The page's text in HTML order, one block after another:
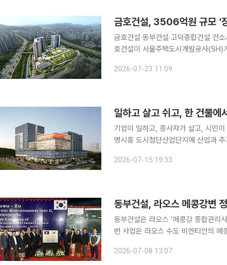
금호건설, 3506억원 규모 ‘
금호건설·동부건설·고덕종합건설 컨
호건설이 서울주택도시개발공사(SH)
사로 참여하며 동부건설, 고덕종합건
2026-07-23 11:09
기업이 일하고, 종사자가 살고, 시민이 쉬는 공간이
명시흥 도시첨단산업단지에 산업과
업센터 건립사업 민간사업자 공모 결
2026-07-15 19:33
동부건설, 라오스 메콩강변
동부건설은 라오스 ‘메콩강 종합관리
번 사업은 라오스 수도 비엔티안의
구간에는 메콩강변 제방 축조와 호
2026-07-08 13:07